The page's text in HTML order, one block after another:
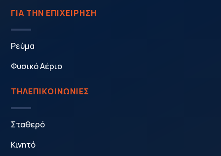
ΓΙΑ ΤΗΝ ΕΠΙΧΕΙΡΗΣΗ
Ρεύμα
Φυσικό Αέριο
ΤΗΛΕΠΙΚΟΙΝΩΝΙΕΣ
Σταθερό
Κινητό